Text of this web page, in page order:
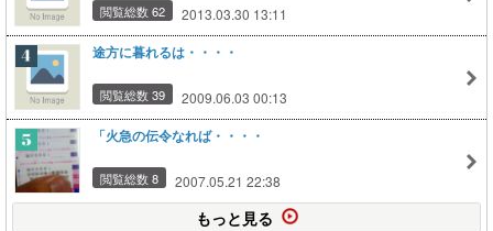
閲覧総数 62 2013.03.30 13:11
途方に暮れるは・・・・
閲覧総数 39 2009.06.03 00:13
「火急の伝令なれば・・・・
閲覧総数 8 2007.05.21 22:38
もっと見る